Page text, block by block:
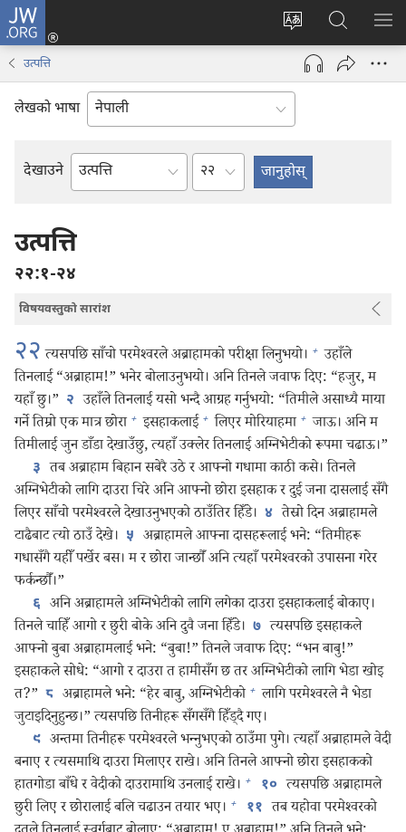
JW.ORG
वेब
साइटको
भाषा
परिवर्तन
गर्ने
प्रवेश
(ब्राउजरको
ट्याबमा
नयाँ
JW.ORG
मा
खोज्नुहोस्‌
मेनु
उत्पत्ति
लेखको भाषा
देखाउने
बाइबलको
अध्याय
उत्पत्ति
२२:१-२४
विषयवस्तुको सारांश
२२ त्यसपछि साँचो परमेश्‍वरले अब्राहामको परीक्षा लिनुभयो। + उहाँले
तिनलाई “अब्राहाम!” भनेर बोलाउनुभयो। अनि तिनले जवाफ दिए: “हजुर, म
यहाँ छु।” २ उहाँले तिनलाई यसो भन्दै आग्रह गर्नुभयो: “तिमीले असाध्यै माया
गर्ने तिम्रो एक मात्र छोरा + इसहाकलाई + लिएर मोरियाहमा + जाऊ। अनि म
तिमीलाई जुन डाँडा देखाउँछु, त्यहाँ उक्लेर तिनलाई अग्निभेटीको रूपमा चढाऊ।”
३ तब अब्राहाम बिहान सबेरै उठे र आफ्नो गधामा काठी कसे। तिनले
अग्निभेटीको लागि दाउरा चिरे अनि आफ्नो छोरा इसहाक र दुई जना दासलाई सँगै
लिएर साँचो परमेश्‍वरले देखाउनुभएको ठाउँतिर हिँडे। ४ तेस्रो दिन अब्राहामले
टाढैबाट त्यो ठाउँ देखे। ५ अब्राहामले आफ्ना दासहरूलाई भने: “तिमीहरू
गधासँगै यहीँ पर्खेर बस। म र छोरा जान्छौँ अनि त्यहाँ परमेश्‍वरको उपासना गरेर
फर्कन्छौँ।”
६ अनि अब्राहामले अग्निभेटीको लागि लगेका दाउरा इसहाकलाई बोकाए।
तिनले चाहिँ आगो र छुरी बोके अनि दुवै जना हिँडे। ७ त्यसपछि इसहाकले
आफ्नो बुबा अब्राहामलाई भने: “बुबा!” तिनले जवाफ दिए: “भन बाबु!”
इसहाकले सोधे: “आगो र दाउरा त हामीसँग छ तर अग्निभेटीको लागि भेडा खोइ
त?” ८ अब्राहामले भने: “हेर बाबु, अग्निभेटीको + लागि परमेश्‍वरले नै भेडा
जुटाइदिनुहुन्छ।” त्यसपछि तिनीहरू सँगसँगै हिँड्‌दै गए।
९ अन्तमा तिनीहरू परमेश्‍वरले भन्‍नुभएको ठाउँमा पुगे। त्यहाँ अब्राहामले वेदी
बनाए र त्यसमाथि दाउरा मिलाएर राखे। अनि तिनले आफ्नो छोरा इसहाकको
हातगोडा बाँधे र वेदीको दाउरामाथि उनलाई राखे। + १० त्यसपछि अब्राहामले
छुरी लिए र छोरालाई बलि चढाउन तयार भए। + ११ तब यहोवा परमेश्‍वरको